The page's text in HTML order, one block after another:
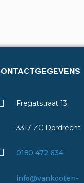
Fregatstraat 13
3317 ZC Dordrecht
0180 472 634
info@vankooten-